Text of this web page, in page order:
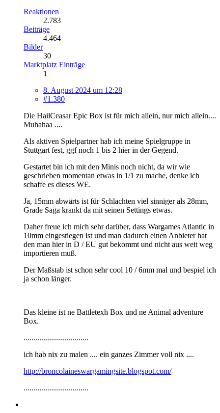
Reaktionen
2.783
Beiträge
4.464
Bilder
30
Marktplatz Einträge
1
8. August 2024 um 12:28
#1.380
Die HailCeasar Epic Box ist für mich allein, nur mich allein....
Muhahaa ....
Als aktiven Spielpartner hab ich meine Spielgruppe in
Stuttgart fest, ggf noch 1 bis 2 hier in der Gegend.
Gestartet bin ich mit den Minis noch nicht, da wir wie
geschrieben momentan etwas in 1/1 zu mache, denke ich
schaffe es dieses WE.
Ja, 15mm abwärts ist für Schlachten viel sinniger als 28mm,
Grade Saga krankt da mit seinen Settings etwas.
Daher freue ich mich sehr darüber, dass Wargames Atlantic in
10mm eingestiegen ist und man dadurch einen Anbieter hat
den man hier in D / EU gut bekommt und nicht aus weit weg
importieren muß.
Der Maßstab ist schon sehr cool 10 / 6mm mal und bespiel ich
ja schon länger.
Das kleine ist ne Battletexh Box und ne Animal adventure
Box.
.................................
ich hab nix zu malen .... ein ganzes Zimmer voll nix ....
http://broncolaineswargamingsite.blogspot.com/
.................................